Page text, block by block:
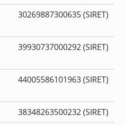
30269887300635 (SIRET)
39930737000292 (SIRET)
44005586101963 (SIRET)
38348263500232 (SIRET)